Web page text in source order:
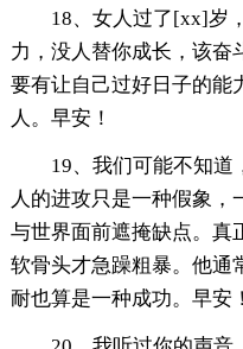
18、女人过了[xx]岁
力，没人替你成长，该奋
要有让自己过好日子的能
人。早安！
19、我们可能不知道
人的进攻只是一种假象，
与世界面前遮掩缺点。真
软骨头才急躁粗暴。他通
耐也算是一种成功。早安！